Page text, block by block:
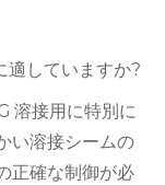
適していますか?
溶接用に特別に
い溶接シームの
正確な制御が必